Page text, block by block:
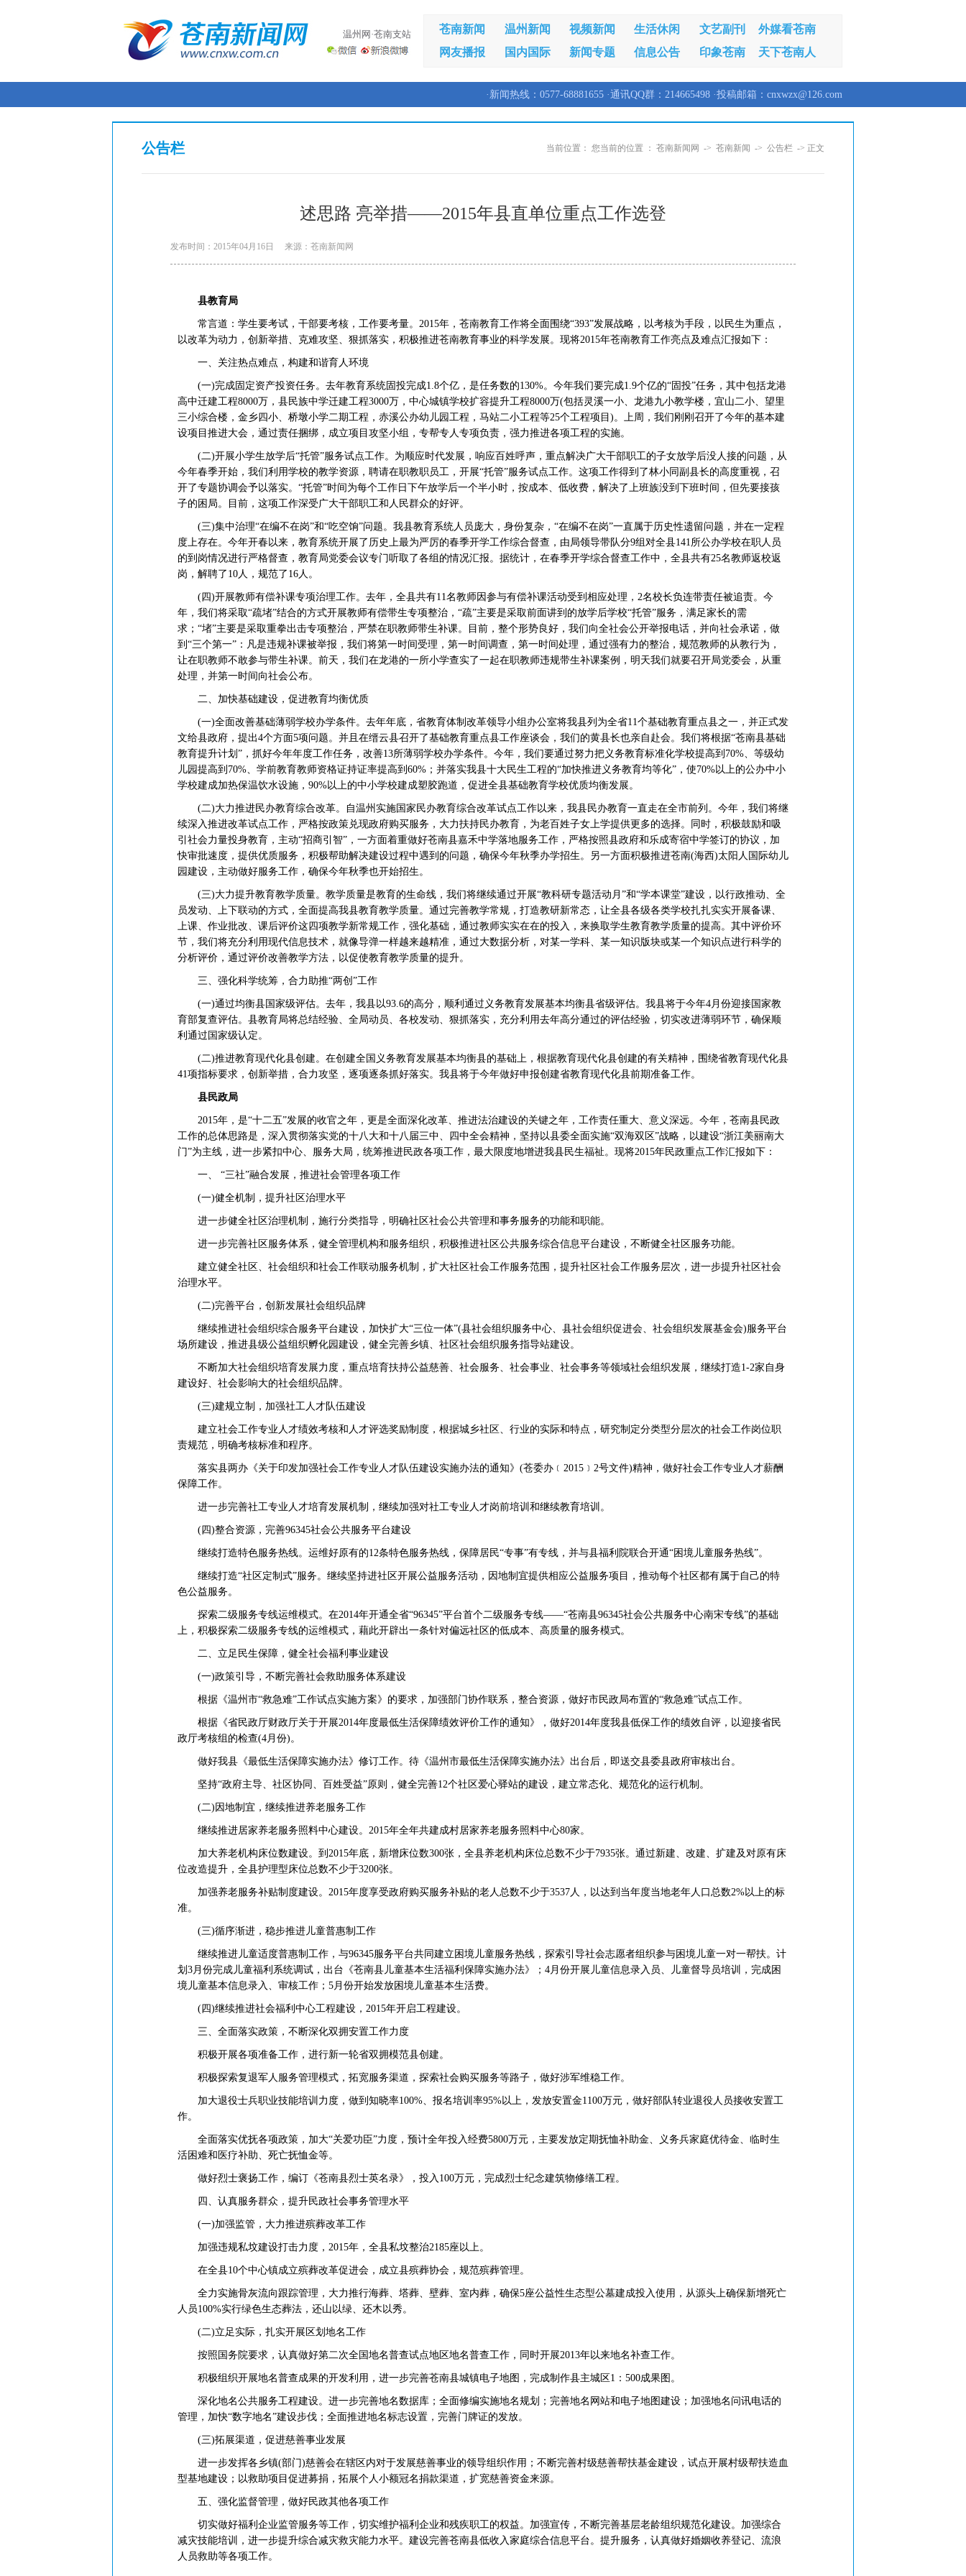
温州网·苍南支站 苍南新闻 温州新闻 视频新闻 生活休闲 文艺副刊
外媒看苍南
网友播报
国内国际 新闻专题 信息公告 印象苍南 天下苍南人
·新闻热线：0577-68881655 ·通讯QQ群：214665498 ·投稿邮箱：cnxwzx@126.com
当前位置： 您当前的位置 ： 苍南新闻网 -> 苍南新闻 -> 公告栏 -> 正文
公告栏
述思路 亮举措——2015年县直单位重点工作选登
发布时间：2015年04月16日 来源：苍南新闻网
县教育局
常言道：学生要考试，干部要考核，工作要考量。2015年，苍南教育工作将全面围绕“393”发展战略，以考核为手段，以民生为重点，
以改革为动力，创新举措、克难攻坚、狠抓落实，积极推进苍南教育事业的科学发展。现将2015年苍南教育工作亮点及难点汇报如下：
一、关注热点难点，构建和谐育人环境
(一)完成固定资产投资任务。去年教育系统固投完成1.8个亿，是任务数的130%。今年我们要完成1.9个亿的“固投”任务，其中包括龙港
高中迁建工程8000万，县民族中学迁建工程3000万，中心城镇学校扩容提升工程8000万(包括灵溪一小、龙港九小教学楼，宜山二小、望里
三小综合楼，金乡四小、桥墩小学二期工程，赤溪公办幼儿园工程，马站二小工程等25个工程项目)。上周，我们刚刚召开了今年的基本建
设项目推进大会，通过责任捆绑，成立项目攻坚小组，专帮专人专项负责，强力推进各项工程的实施。
(二)开展小学生放学后“托管”服务试点工作。为顺应时代发展，响应百姓呼声，重点解决广大干部职工的子女放学后没人接的问题，从
今年春季开始，我们利用学校的教学资源，聘请在职教职员工，开展“托管”服务试点工作。这项工作得到了林小同副县长的高度重视，召
开了专题协调会予以落实。“托管”时间为每个工作日下午放学后一个半小时，按成本、低收费，解决了上班族没到下班时间，但先要接孩
子的困局。目前，这项工作深受广大干部职工和人民群众的好评。
(三)集中治理“在编不在岗”和“吃空饷”问题。我县教育系统人员庞大，身份复杂，“在编不在岗”一直属于历史性遗留问题，并在一定程
度上存在。今年开春以来，教育系统开展了历史上最为严厉的春季开学工作综合督查，由局领导带队分9组对全县141所公办学校在职人员
的到岗情况进行严格督查，教育局党委会议专门听取了各组的情况汇报。据统计，在春季开学综合督查工作中，全县共有25名教师返校返
岗，解聘了10人，规范了16人。
(四)开展教师有偿补课专项治理工作。去年，全县共有11名教师因参与有偿补课活动受到相应处理，2名校长负连带责任被追责。今
年，我们将采取“疏堵”结合的方式开展教师有偿带生专项整治，“疏”主要是采取前面讲到的放学后学校“托管”服务，满足家长的需
求；“堵”主要是采取重拳出击专项整治，严禁在职教师带生补课。目前，整个形势良好，我们向全社会公开举报电话，并向社会承诺，做
到“三个第一”：凡是违规补课被举报，我们将第一时间受理，第一时间调查，第一时间处理，通过强有力的整治，规范教师的从教行为，
让在职教师不敢参与带生补课。前天，我们在龙港的一所小学查实了一起在职教师违规带生补课案例，明天我们就要召开局党委会，从重
处理，并第一时间向社会公布。
二、加快基础建设，促进教育均衡优质
(一)全面改善基础薄弱学校办学条件。去年年底，省教育体制改革领导小组办公室将我县列为全省11个基础教育重点县之一，并正式发
文给县政府，提出4个方面5项问题。并且在缙云县召开了基础教育重点县工作座谈会，我们的黄县长也亲自赴会。我们将根据“苍南县基础
教育提升计划”，抓好今年年度工作任务，改善13所薄弱学校办学条件。今年，我们要通过努力把义务教育标准化学校提高到70%、等级幼
儿园提高到70%、学前教育教师资格证持证率提高到60%；并落实我县十大民生工程的“加快推进义务教育均等化”，使70%以上的公办中小
学校建成加热保温饮水设施，90%以上的中小学校建成塑胶跑道，促进全县基础教育学校优质均衡发展。
(二)大力推进民办教育综合改革。自温州实施国家民办教育综合改革试点工作以来，我县民办教育一直走在全市前列。今年，我们将继
续深入推进改革试点工作，严格按政策兑现政府购买服务，大力扶持民办教育，为老百姓子女上学提供更多的选择。同时，积极鼓励和吸
引社会力量投身教育，主动“招商引智”，一方面着重做好苍南县嘉禾中学落地服务工作，严格按照县政府和乐成寄宿中学签订的协议，加
快审批速度，提供优质服务，积极帮助解决建设过程中遇到的问题，确保今年秋季办学招生。另一方面积极推进苍南(海西)太阳人国际幼儿
园建设，主动做好服务工作，确保今年秋季也开始招生。
(三)大力提升教育教学质量。教学质量是教育的生命线，我们将继续通过开展“教科研专题活动月”和“学本课堂”建设，以行政推动、全
员发动、上下联动的方式，全面提高我县教育教学质量。通过完善教学常规，打造教研新常态，让全县各级各类学校扎扎实实开展备课、
上课、作业批改、课后评价这四项教学新常规工作，强化基础，通过教师实实在在的投入，来换取学生教育教学质量的提高。其中评价环
节，我们将充分利用现代信息技术，就像导弹一样越来越精准，通过大数据分析，对某一学科、某一知识版块或某一个知识点进行科学的
分析评价，通过评价改善教学方法，以促使教育教学质量的提升。
三、强化科学统筹，合力助推“两创”工作
(一)通过均衡县国家级评估。去年，我县以93.6的高分，顺利通过义务教育发展基本均衡县省级评估。我县将于今年4月份迎接国家教
育部复查评估。县教育局将总结经验、全局动员、各校发动、狠抓落实，充分利用去年高分通过的评估经验，切实改进薄弱环节，确保顺
利通过国家级认定。
(二)推进教育现代化县创建。在创建全国义务教育发展基本均衡县的基础上，根据教育现代化县创建的有关精神，围绕省教育现代化县
41项指标要求，创新举措，合力攻坚，逐项逐条抓好落实。我县将于今年做好申报创建省教育现代化县前期准备工作。
县民政局
2015年，是“十二五”发展的收官之年，更是全面深化改革、推进法治建设的关键之年，工作责任重大、意义深远。今年，苍南县民政
工作的总体思路是，深入贯彻落实党的十八大和十八届三中、四中全会精神，坚持以县委全面实施“双海双区”战略，以建设“浙江美丽南大
门”为主线，进一步紧扣中心、服务大局，统筹推进民政各项工作，最大限度地增进我县民生福祉。现将2015年民政重点工作汇报如下：
一、 “三社”融合发展，推进社会管理各项工作
(一)健全机制，提升社区治理水平
进一步健全社区治理机制，施行分类指导，明确社区社会公共管理和事务服务的功能和职能。
进一步完善社区服务体系，健全管理机构和服务组织，积极推进社区公共服务综合信息平台建设，不断健全社区服务功能。
建立健全社区、社会组织和社会工作联动服务机制，扩大社区社会工作服务范围，提升社区社会工作服务层次，进一步提升社区社会
治理水平。
(二)完善平台，创新发展社会组织品牌
继续推进社会组织综合服务平台建设，加快扩大“三位一体”(县社会组织服务中心、县社会组织促进会、社会组织发展基金会)服务平台
场所建设，推进县级公益组织孵化园建设，健全完善乡镇、社区社会组织服务指导站建设。
不断加大社会组织培育发展力度，重点培育扶持公益慈善、社会服务、社会事业、社会事务等领域社会组织发展，继续打造1-2家自身
建设好、社会影响大的社会组织品牌。
(三)建规立制，加强社工人才队伍建设
建立社会工作专业人才绩效考核和人才评选奖励制度，根据城乡社区、行业的实际和特点，研究制定分类型分层次的社会工作岗位职
责规范，明确考核标准和程序。
落实县两办《关于印发加强社会工作专业人才队伍建设实施办法的通知》(苍委办﹝2015﹞2号文件)精神，做好社会工作专业人才薪酬
保障工作。
进一步完善社工专业人才培育发展机制，继续加强对社工专业人才岗前培训和继续教育培训。
(四)整合资源，完善96345社会公共服务平台建设
继续打造特色服务热线。运维好原有的12条特色服务热线，保障居民“专事”有专线，并与县福利院联合开通“困境儿童服务热线”。
继续打造“社区定制式”服务。继续坚持进社区开展公益服务活动，因地制宜提供相应公益服务项目，推动每个社区都有属于自己的特
色公益服务。
探索二级服务专线运维模式。在2014年开通全省“96345”平台首个二级服务专线——“苍南县96345社会公共服务中心南宋专线”的基础
上，积极探索二级服务专线的运维模式，藉此开辟出一条针对偏远社区的低成本、高质量的服务模式。
二、立足民生保障，健全社会福利事业建设
(一)政策引导，不断完善社会救助服务体系建设
根据《温州市“救急难”工作试点实施方案》的要求，加强部门协作联系，整合资源，做好市民政局布置的“救急难”试点工作。
根据《省民政厅财政厅关于开展2014年度最低生活保障绩效评价工作的通知》，做好2014年度我县低保工作的绩效自评，以迎接省民
政厅考核组的检查(4月份)。
做好我县《最低生活保障实施办法》修订工作。待《温州市最低生活保障实施办法》出台后，即送交县委县政府审核出台。
坚持“政府主导、社区协同、百姓受益”原则，健全完善12个社区爱心驿站的建设，建立常态化、规范化的运行机制。
(二)因地制宜，继续推进养老服务工作
继续推进居家养老服务照料中心建设。2015年全年共建成村居家养老服务照料中心80家。
加大养老机构床位数建设。到2015年底，新增床位数300张，全县养老机构床位总数不少于7935张。通过新建、改建、扩建及对原有床
位改造提升，全县护理型床位总数不少于3200张。
加强养老服务补贴制度建设。2015年度享受政府购买服务补贴的老人总数不少于3537人，以达到当年度当地老年人口总数2%以上的标
准。
(三)循序渐进，稳步推进儿童普惠制工作
继续推进儿童适度普惠制工作，与96345服务平台共同建立困境儿童服务热线，探索引导社会志愿者组织参与困境儿童一对一帮扶。计
划3月份完成儿童福利系统调试，出台《苍南县儿童基本生活福利保障实施办法》；4月份开展儿童信息录入员、儿童督导员培训，完成困
境儿童基本信息录入、审核工作；5月份开始发放困境儿童基本生活费。
(四)继续推进社会福利中心工程建设，2015年开启工程建设。
三、全面落实政策，不断深化双拥安置工作力度
积极开展各项准备工作，进行新一轮省双拥模范县创建。
积极探索复退军人服务管理模式，拓宽服务渠道，探索社会购买服务等路子，做好涉军维稳工作。
加大退役士兵职业技能培训力度，做到知晓率100%、报名培训率95%以上，发放安置金1100万元，做好部队转业退役人员接收安置工
作。
全面落实优抚各项政策，加大“关爱功臣”力度，预计全年投入经费5800万元，主要发放定期抚恤补助金、义务兵家庭优待金、临时生
活困难和医疗补助、死亡抚恤金等。
做好烈士褒扬工作，编订《苍南县烈士英名录》，投入100万元，完成烈士纪念建筑物修缮工程。
四、认真服务群众，提升民政社会事务管理水平
(一)加强监管，大力推进殡葬改革工作
加强违规私坟建设打击力度，2015年，全县私坟整治2185座以上。
在全县10个中心镇成立殡葬改革促进会，成立县殡葬协会，规范殡葬管理。
全力实施骨灰流向跟踪管理，大力推行海葬、塔葬、壁葬、室内葬，确保5座公益性生态型公墓建成投入使用，从源头上确保新增死亡
人员100%实行绿色生态葬法，还山以绿、还木以秀。
(二)立足实际，扎实开展区划地名工作
按照国务院要求，认真做好第二次全国地名普查试点地区地名普查工作，同时开展2013年以来地名补查工作。
积极组织开展地名普查成果的开发利用，进一步完善苍南县城镇电子地图，完成制作县主城区1：500成果图。
深化地名公共服务工程建设。进一步完善地名数据库；全面修编实施地名规划；完善地名网站和电子地图建设；加强地名问讯电话的
管理，加快“数字地名”建设步伐；全面推进地名标志设置，完善门牌证的发放。
(三)拓展渠道，促进慈善事业发展
进一步发挥各乡镇(部门)慈善会在辖区内对于发展慈善事业的领导组织作用；不断完善村级慈善帮扶基金建设，试点开展村级帮扶造血
型基地建设；以救助项目促进募捐，拓展个人小额冠名捐款渠道，扩宽慈善资金来源。
五、强化监督管理，做好民政其他各项工作
切实做好福利企业监管服务等工作，切实维护福利企业和残疾职工的权益。加强宣传，不断完善基层老龄组织规范化建设。加强综合
减灾技能培训，进一步提升综合减灾救灾能力水平。建设完善苍南县低收入家庭综合信息平台。提升服务，认真做好婚姻收养登记、流浪
人员救助等各项工作。